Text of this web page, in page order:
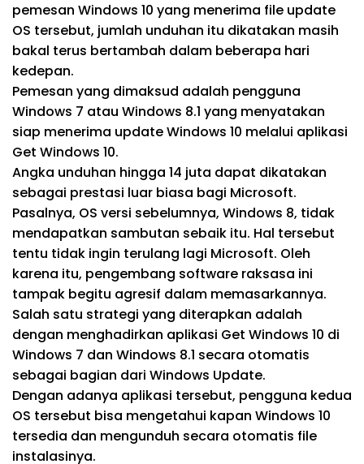
pemesan Windows 10 yang menerima file update
OS tersebut, jumlah unduhan itu dikatakan masih
bakal terus bertambah dalam beberapa hari
kedepan.
Pemesan yang dimaksud adalah pengguna
Windows 7 atau Windows 8.1 yang menyatakan
siap menerima update Windows 10 melalui aplikasi
Get Windows 10.
Angka unduhan hingga 14 juta dapat dikatakan
sebagai prestasi luar biasa bagi Microsoft.
Pasalnya, OS versi sebelumnya, Windows 8, tidak
mendapatkan sambutan sebaik itu. Hal tersebut
tentu tidak ingin terulang lagi Microsoft. Oleh
karena itu, pengembang software raksasa ini
tampak begitu agresif dalam memasarkannya.
Salah satu strategi yang diterapkan adalah
dengan menghadirkan aplikasi Get Windows 10 di
Windows 7 dan Windows 8.1 secara otomatis
sebagai bagian dari Windows Update.
Dengan adanya aplikasi tersebut, pengguna kedua
OS tersebut bisa mengetahui kapan Windows 10
tersedia dan mengunduh secara otomatis file
instalasinya.